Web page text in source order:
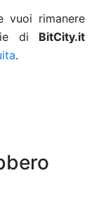
vuoi rimanere
di BitCity.it
.